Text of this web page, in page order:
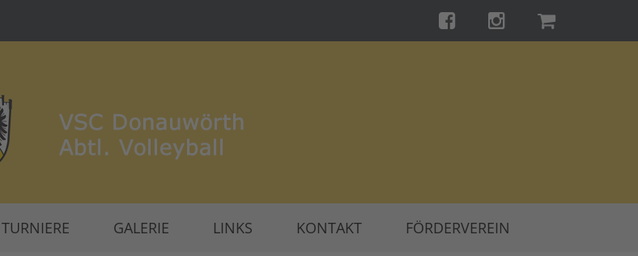
TURNIERE GALERIE LINKS KONTAKT FÖRDERVEREIN